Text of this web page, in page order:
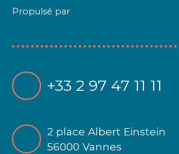
Propulsé par
+33 2 97 47 11 11
2 place Albert Einstein
56000 Vannes